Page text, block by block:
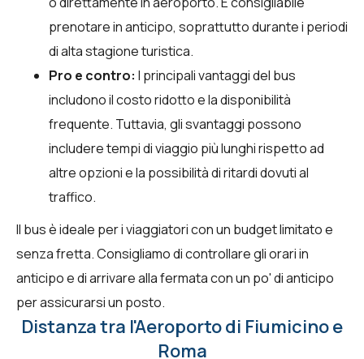
prenotare in anticipo, soprattutto durante i periodi
di alta stagione turistica.
Pro e contro: I principali vantaggi del bus
includono il costo ridotto e la disponibilità
frequente. Tuttavia, gli svantaggi possono
includere tempi di viaggio più lunghi rispetto ad
altre opzioni e la possibilità di ritardi dovuti al
traffico.
Il bus è ideale per i viaggiatori con un budget limitato e
senza fretta. Consigliamo di controllare gli orari in
anticipo e di arrivare alla fermata con un po' di anticipo
per assicurarsi un posto.
Distanza tra l'Aeroporto di Fiumicino e
Roma